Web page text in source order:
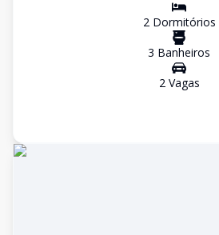
2Dormitórios
3 Banheiros
2Vagas